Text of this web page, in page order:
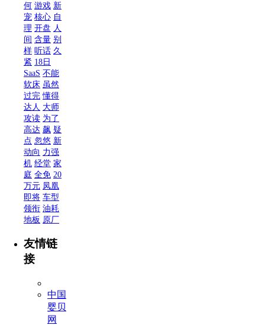
何 游戏 新
宠 核心 自
理 开盘 人
间 含量 别
样 听话 久
紧 18日
SaaS 不能
软床 虽然
过完 懂得
达人 大师
攻读 为了
高达 飙 疑
点 忽悠 新
动向 力强
机 经堂 家
庭 全免 20
万元 凤凰
即将 车型
领衔 油耗
地板 原厂
友情链
接
中国
婴贝
网